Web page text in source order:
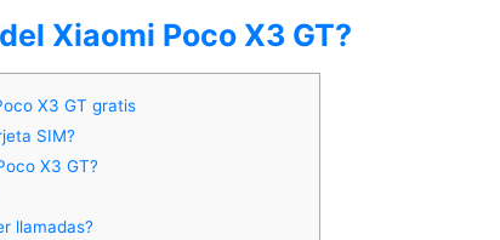
Xiaomi Poco X3 GT?
X3 GT gratis
SIM?
X3 GT?
llamadas?